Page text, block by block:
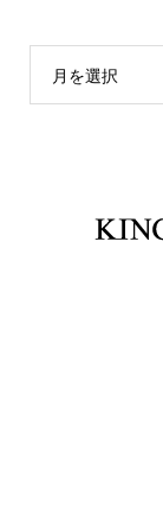
月を選択